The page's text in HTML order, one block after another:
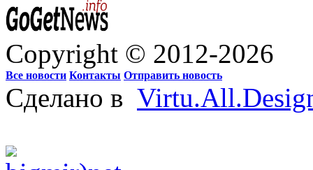
Copyright © 2012-2026
Все новости Контакты Отправить новость
Сделано в